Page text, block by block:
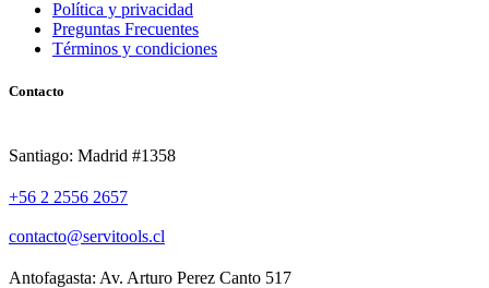
Política y privacidad
Preguntas Frecuentes
Términos y condiciones
Contacto
Santiago: Madrid #1358
+56 2 2556 2657
contacto@servitools.cl
Antofagasta: Av. Arturo Perez Canto 517